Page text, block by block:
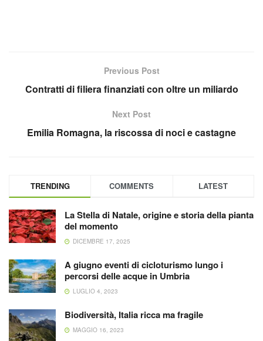
Previous Post
Contratti di filiera finanziati con oltre un miliardo
Next Post
Emilia Romagna, la riscossa di noci e castagne
TRENDING COMMENTS LATEST
La Stella di Natale, origine e storia della pianta
del momento
DICEMBRE 17, 2025
A giugno eventi di cicloturismo lungo i
percorsi delle acque in Umbria
LUGLIO 4, 2023
Biodiversità, Italia ricca ma fragile
MAGGIO 16, 2023